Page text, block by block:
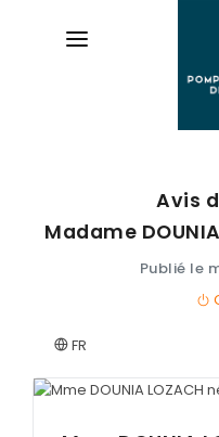
Entretien de
Avis
Madame DOUNIA
Publié le
FR